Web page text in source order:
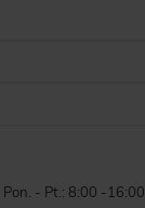
Pon. - Pt.: 8:00 -16:00